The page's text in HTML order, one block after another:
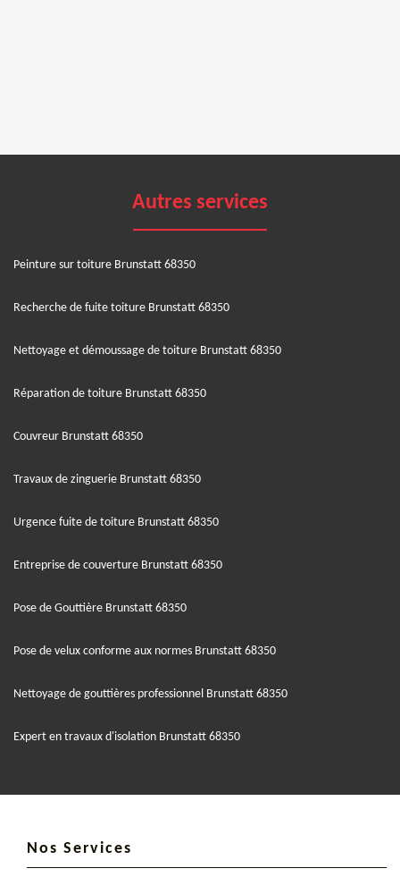
Autres services
Peinture sur toiture Brunstatt 68350
Recherche de fuite toiture Brunstatt 68350
Nettoyage et démoussage de toiture Brunstatt 68350
Réparation de toiture Brunstatt 68350
Couvreur Brunstatt 68350
Travaux de zinguerie Brunstatt 68350
Urgence fuite de toiture Brunstatt 68350
Entreprise de couverture Brunstatt 68350
Pose de Gouttière Brunstatt 68350
Pose de velux conforme aux normes Brunstatt 68350
Nettoyage de gouttières professionnel Brunstatt 68350
Expert en travaux d'isolation Brunstatt 68350
Nos Services